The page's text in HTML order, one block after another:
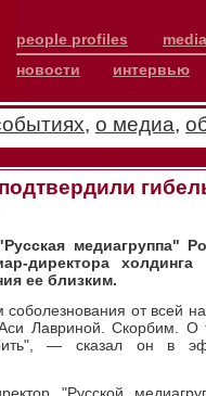
people profiles
новости
интервью
, о медиа,
медиагруппа"
директора холдинга
ее близким.
соболезнования от всей
Лавриной. Скорбим. О
— сказал он в